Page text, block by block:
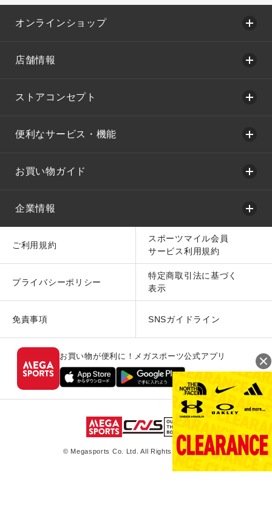
オンラインショップ
店舗情報
ストアコンセプト
便利なサービス・機能
お買い物ガイド
企業情報
ご利用規約
スポーツマイル会員
サービス利用規約
プライバシーポリシー
特定商取引法に基づく
表示
免責事項 SNSガイドライン
お買い物が便利に！メガスポーツ公式アプリ
© Megasports Co. Ltd. All Rights Reserved.